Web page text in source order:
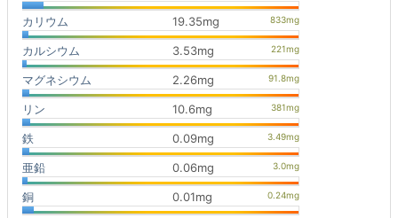
カリウム 19.35mg
カルシウム 3.53mg
マグネシウム 2.26mg
リン 10.6mg
鉄 0.09mg
亜鉛 0.06mg
銅 0.01mg